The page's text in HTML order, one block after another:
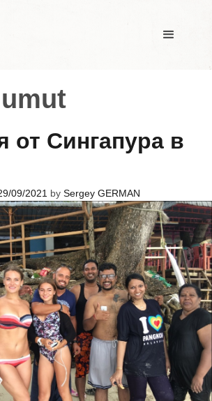
lumut
от Сингапура в
09/2021 by Sergey GERMAN